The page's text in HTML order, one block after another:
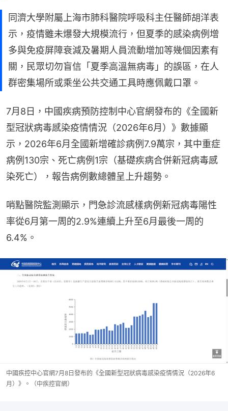
同濟大學附屬上海市肺科醫院呼吸科主任醫師胡洋表
示，疫情雖未爆發大規模流行，但夏季的感染病例增
多與免疫屏障衰減及暑期人員流動增加等幾個因素有
關，民眾切勿盲信「夏季高溫無病毒」的誤區，在人
群密集場所或乘坐公共交通工具時應佩戴口罩。
7月8日，中國疾病預防控制中心官網發布的《全國新
型冠狀病毒感染疫情情況（2026年6月）》數據顯
示，2026年6月全國新增確診病例7.9萬宗，其中重症
病例130宗、死亡病例1宗（基礎疾病合併新冠病毒感
染死亡），報告病例數總體呈上升趨勢。
哨點醫院監測顯示，門急診流感樣病例新冠病毒陽性
率從6月第一周的2.9%連續上升至6月最後一周的
6.4%。
中國疾控中心官網7月8日發布的《全國新型冠狀病毒感染疫情情況（2026年6
月）》。（中疾控官網）